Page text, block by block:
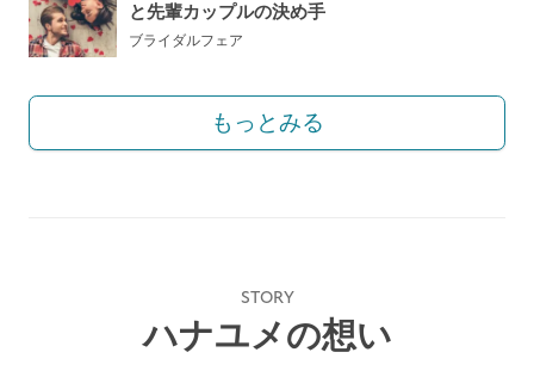
と先輩カップルの決め手
ブライダルフェア
もっとみる
STORY
ハナユメの想い